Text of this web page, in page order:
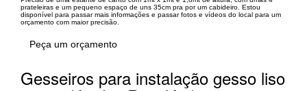
prateleiras e um pequeno espaço de uns 35cm pra por um cabideiro. Estou
disponível para passar mais informações e passar fotos e vídeos do local para um
orçamento com maior precisão.
Peça um orçamento
Gesseiros para instalação gesso liso